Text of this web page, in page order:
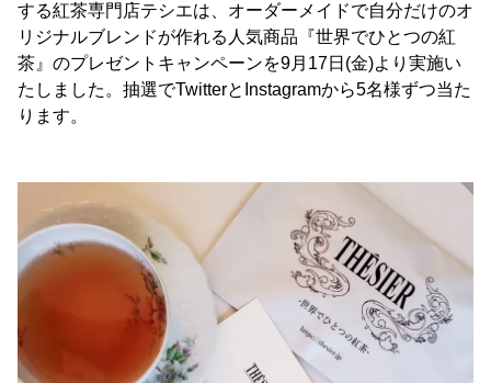
する紅茶専門店テシエは、オーダーメイドで自分だけのオ
リジナルブレンドが作れる人気商品『世界でひとつの紅
茶』のプレゼントキャンペーンを9月17日(金)より実施い
たしました。抽選でTwitterとInstagramから5名様ずつ当た
ります。